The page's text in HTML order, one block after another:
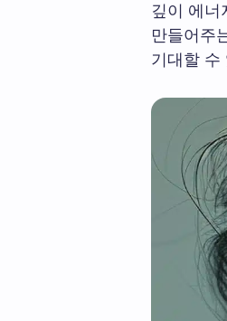
깊이 에너
만들어주
기대할 수